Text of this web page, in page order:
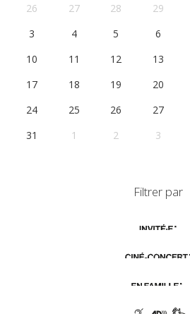
26
27 28 29
3
4 5 6
10
11 12 13
17
18 19 20
24
25 26 27
31
1 2 3
Filtrer par